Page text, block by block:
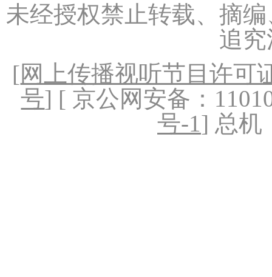
未经授权禁止转载、摘
追
[网上传播视听节目许可
号] [ 京公网安备：
号-1] 总机